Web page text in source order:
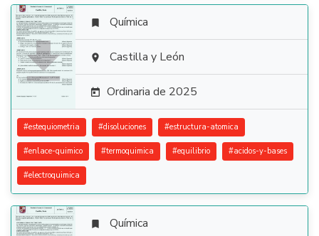

 Química
 Castilla y León
 Ordinaria de 2025
#estequiometria #disoluciones #estructura-atomica
#enlace-quimico #termoquimica #equilibrio #acidos-y-bases
#electroquimica
 Química